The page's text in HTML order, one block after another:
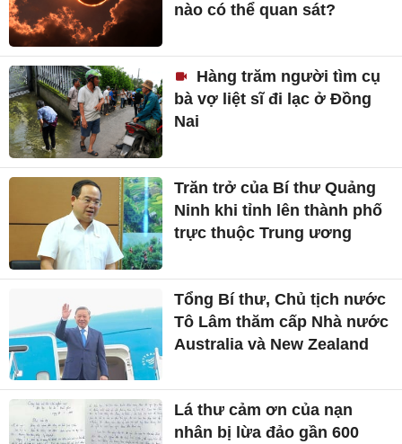
nào có thể quan sát?
Hàng trăm người tìm cụ
bà vợ liệt sĩ đi lạc ở Đồng
Nai
Trăn trở của Bí thư Quảng
Ninh khi tỉnh lên thành phố
trực thuộc Trung ương
Tổng Bí thư, Chủ tịch nước
Tô Lâm thăm cấp Nhà nước
Australia và New Zealand
Lá thư cảm ơn của nạn
nhân bị lừa đảo gần 600